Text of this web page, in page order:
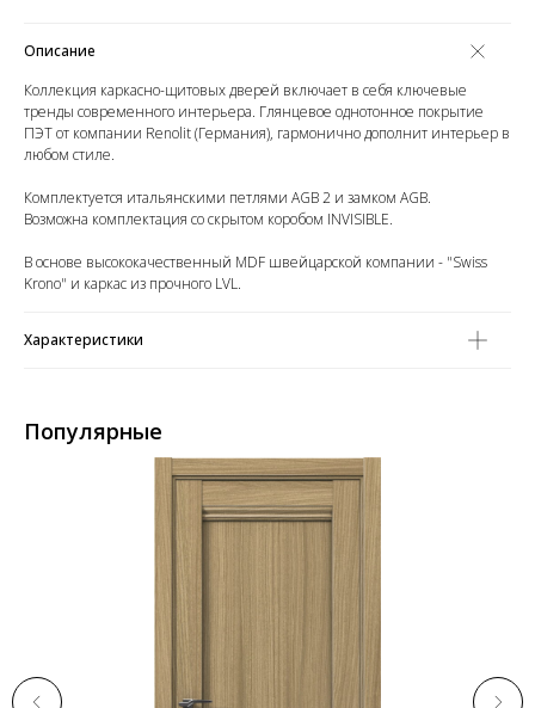
Описание
Коллекция каркасно-щитовых дверей включает в себя ключевые
тренды современного интерьера. Глянцевое однотонное покрытие
ПЭТ от компании Renolit (Германия), гармонично дополнит интерьер в
любом стиле.
Комплектуется итальянскими петлями AGB 2 и замком AGB.
Возможна комплектация со скрытом коробом INVISIBLE.
В основе высококачественный MDF швейцарской компании - "Swiss
Krono" и каркас из прочного LVL.
Характеристики
Популярные